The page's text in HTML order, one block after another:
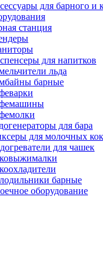
для барного и
станция
для напитков
льда
барные
для бара
для молочных
для чашек
барные
оборудование